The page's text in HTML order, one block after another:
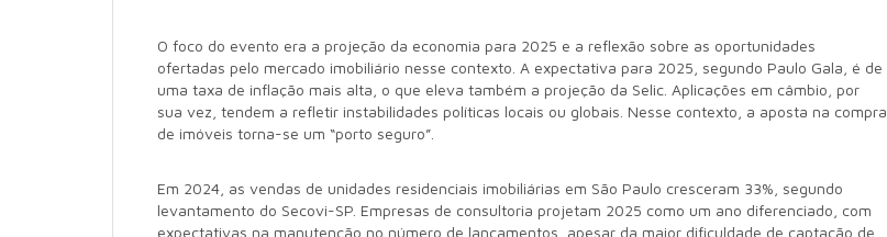
O foco do evento era a projeção da economia para 2025 e a reflexão sobre as oportunidades
ofertadas pelo mercado imobiliário nesse contexto. A expectativa para 2025, segundo Paulo Gala, é de
uma taxa de inflação mais alta, o que eleva também a projeção da Selic. Aplicações em câmbio, por
sua vez, tendem a refletir instabilidades políticas locais ou globais. Nesse contexto, a aposta na compra
de imóveis torna-se um “porto seguro”.
Em 2024, as vendas de unidades residenciais imobiliárias em São Paulo cresceram 33%, segundo
levantamento do Secovi-SP. Empresas de consultoria projetam 2025 como um ano diferenciado, com
expectativas na manutenção no número de lançamentos, apesar da maior dificuldade de captação de